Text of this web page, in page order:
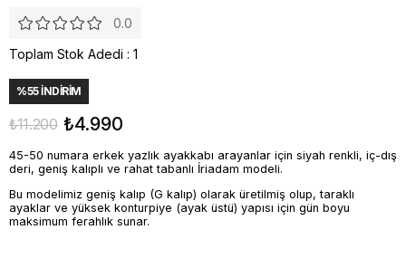
0.0
Toplam Stok Adedi : 1
%55İNDIRIM
₺11.200 ₺4.990
45-50 numara erkek yazlık ayakkabı arayanlar için siyah renkli, iç-dış
deri, geniş kalıplı ve rahat tabanlı İriadam modeli.
Bu modelimiz geniş kalıp (G kalıp) olarak üretilmiş olup, taraklı
ayaklar ve yüksek konturpiye (ayak üstü) yapısı için gün boyu
maksimum ferahlık sunar.